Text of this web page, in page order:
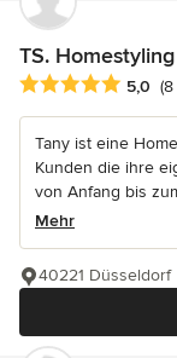
TS. Homestyling
Durchschnittliche
5,0
Tany ist eine
Kunden die ihre
von Anfang bis
Mehr
40221 Düsseldorf